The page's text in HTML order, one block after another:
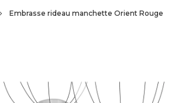
Embrasse rideau manchette Orient Rouge